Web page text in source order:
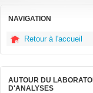
NAVIGATION
Retour à l'accueil
AUTOUR DU
D'ANALYSES